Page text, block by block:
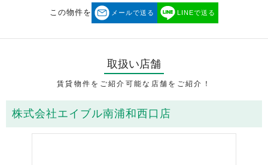
この物件を メールで送る LINEで送る
取扱い店舗
賃貸物件をご紹介可能な店舗をご紹介！
株式会社エイブル南浦和西口店